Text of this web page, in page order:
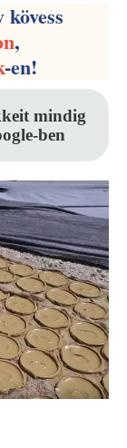
kövess
,
-en!
mindig
ben